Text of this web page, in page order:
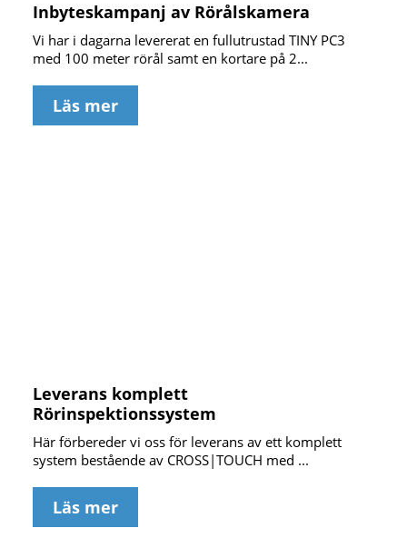
Inbyteskampanj av Rörålskamera
Vi har i dagarna levererat en fullutrustad TINY PC3
med 100 meter rörål samt en kortare på 2...
Läs mer
Leverans komplett
Rörinspektionssystem
Här förbereder vi oss för leverans av ett komplett
system bestående av CROSS|TOUCH med ...
Läs mer